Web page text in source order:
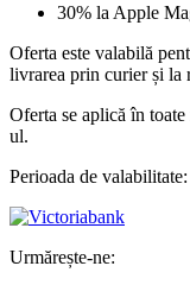
30% la Apple
Oferta este valabilă
livrarea prin curier și la
Oferta se aplică în
ul.
Perioada de
Urmărește-ne: